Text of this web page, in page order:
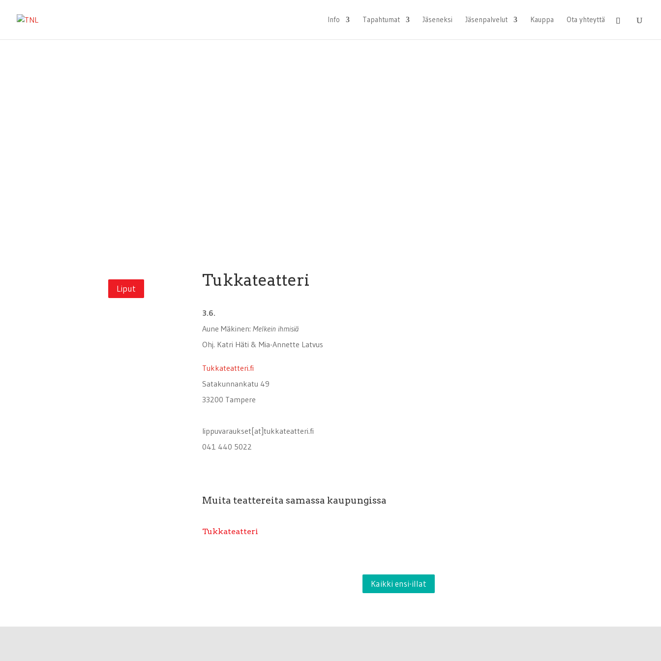
Info Tapahtumat Jäseneksi Jäsenpalvelut Kauppa Ota yhteyttä
Liput Tukkateatteri
3.6.
Aune Mäkinen:Melkein ihmisiä
Ohj. Katri Häti & Mia-Annette Latvus
Tukkateatteri.fi
Satakunnankatu 49
33200 Tampere
lippuvaraukset[at]tukkateatteri.fi
041 440 5022
Muita teattereita samassa kaupungissa
Tukkateatteri
Kaikki ensi-illat